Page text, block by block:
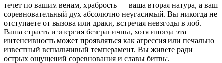
течет по вашим венам, храбрость — ваша вторая натура, а ваш
соревновательный дух абсолютно неугасимый. Вы никогда не
отступаете от вызова или драки, встречая невзгоды в лоб.
Ваша страсть и энергия безграничны, хотя иногда эта
интенсивность может проявляться как агрессия или печально
известный вспыльчивый темперамент. Вы живете ради
острых ощущений соревнования и славы битвы.